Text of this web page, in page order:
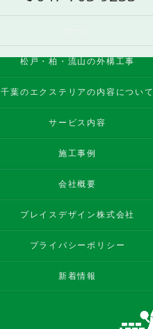
松戸・柏・流山の外構工事
千葉のエクステリアの内容について
サービス内容
施工事例
会社概要
プレイスデザイン株式会社
プライバシーポリシー
新着情報